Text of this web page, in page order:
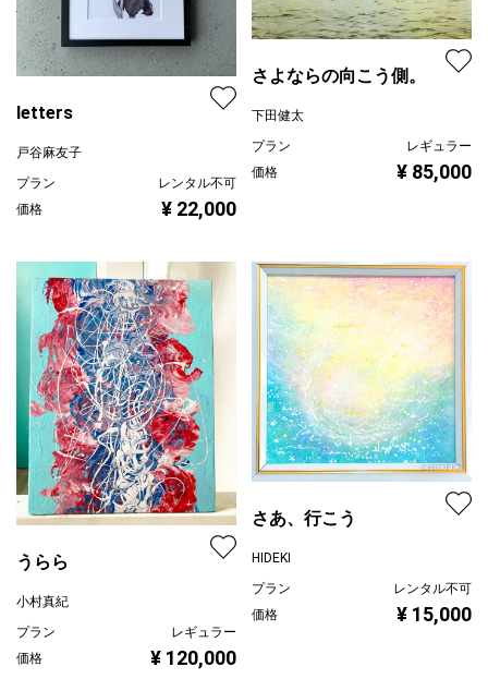
letters
戸谷麻友子
プラン
レンタル不可
価格
¥ 22,000
さよならの向こう側。
下田健太
プラン
レギュラー
価格
¥ 85,000
うらら
小村真紀
プラン
レギュラー
価格
¥ 120,000
さあ、行こう
HIDEKI
プラン
レンタル不可
価格
¥ 15,000